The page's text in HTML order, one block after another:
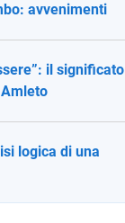
avvenimenti
il significato
logica di una